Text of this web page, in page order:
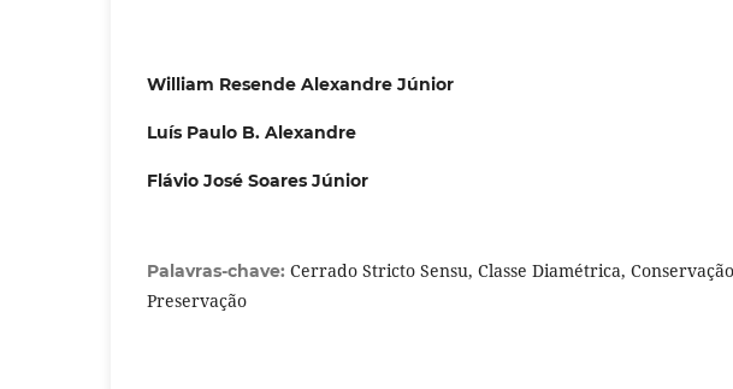
William Resende Alexandre Júnior
Luís Paulo B. Alexandre
Flávio José Soares Júnior
Palavras-chave: Cerrado Stricto Sensu, Classe Diamétrica,
Preservação